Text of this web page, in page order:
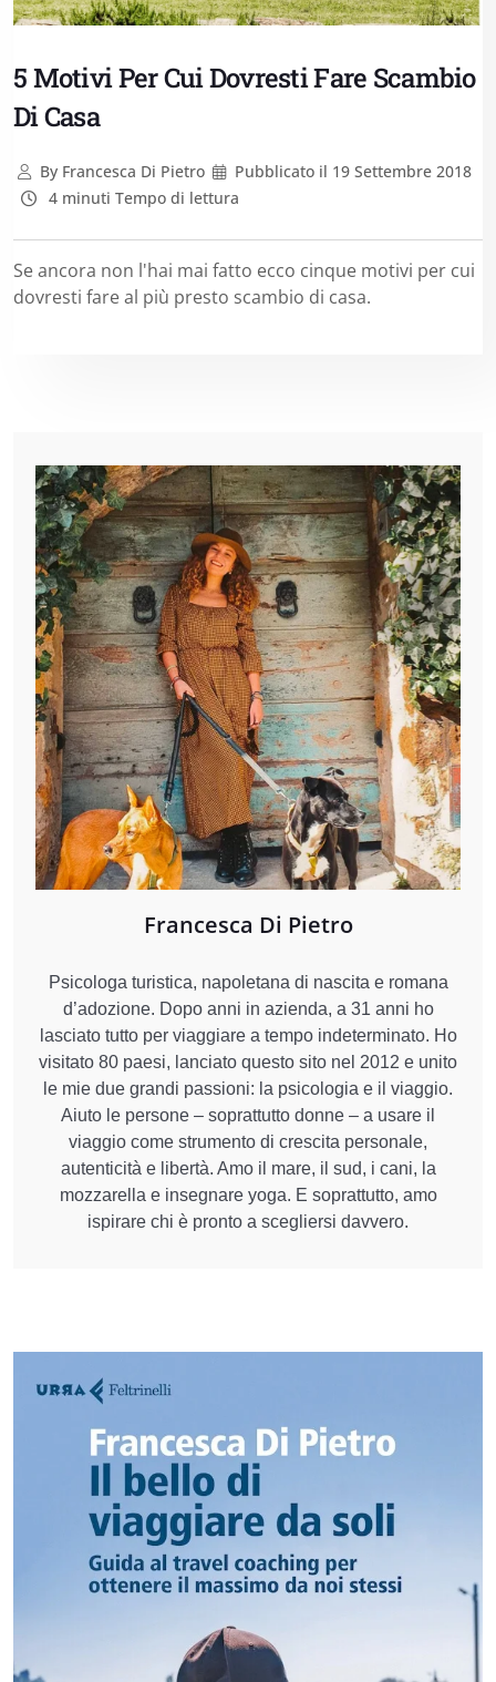
5 Motivi Per Cui Dovresti Fare Scambio
Di Casa
ByFrancesca Di Pietro Pubblicato il 19 Settembre 2018
4 minuti Tempo di lettura
Se ancora non l'hai mai fatto ecco cinque motivi per cui
dovresti fare al più presto scambio di casa.
Francesca Di Pietro
Psicologa turistica, napoletana di nascita e romana
d’adozione. Dopo anni in azienda, a 31 anni ho
lasciato tutto per viaggiare a tempo indeterminato. Ho
visitato 80 paesi, lanciato questo sito nel 2012 e unito
le mie due grandi passioni: la psicologia e il viaggio.
Aiuto le persone – soprattutto donne – a usare il
viaggio come strumento di crescita personale,
autenticità e libertà. Amo il mare, il sud, i cani, la
mozzarella e insegnare yoga. E soprattutto, amo
ispirare chi è pronto a scegliersi davvero.